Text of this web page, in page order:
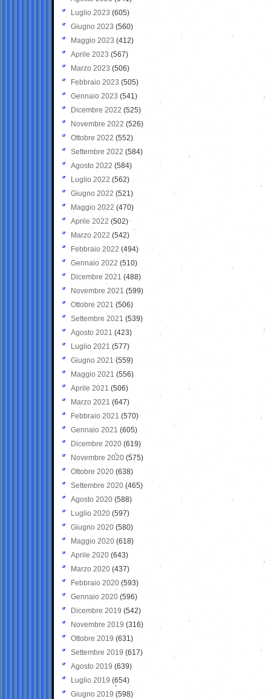
Luglio 2023 (605)
Giugno 2023 (560)
Maggio 2023 (412)
Aprile 2023 (567)
Marzo 2023 (506)
Febbraio 2023 (505)
Gennaio 2023 (541)
Dicembre 2022 (525)
Novembre 2022 (526)
Ottobre 2022 (552)
Settembre 2022 (584)
Agosto 2022 (584)
Luglio 2022 (562)
Giugno 2022 (521)
Maggio 2022 (470)
Aprile 2022 (502)
Marzo 2022 (542)
Febbraio 2022 (494)
Gennaio 2022 (510)
Dicembre 2021 (488)
Novembre 2021 (599)
Ottobre 2021 (506)
Settembre 2021 (539)
Agosto 2021 (423)
Luglio 2021 (577)
Giugno 2021(559)
Maggio 2021 (556)
Aprile 2021 (506)
Marzo 2021 (647)
Febbraio 2021 (570)
Gennaio 2021 (605)
Dicembre 2020 (619)
Novembre 2020 (575)
Ottobre 2020 (638)
Settembre 2020(465)
Agosto 2020 (588)
Luglio 2020 (597)
Giugno 2020 (580)
Maggio 2020 (618)
Aprile 2020 (643)
Marzo 2020 (437)
Febbraio 2020 (593)
Gennaio 2020 (596)
Dicembre 2019 (542)
Novembre 2019 (316)
Ottobre 2019 (631)
Settembre 2019 (617)
Agosto 2019 (639)
Luglio 2019 (654)
Giugno 2019 (598)